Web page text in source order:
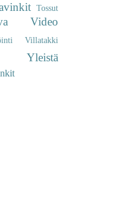
Tossut
Video
Villatakki
Yleistä